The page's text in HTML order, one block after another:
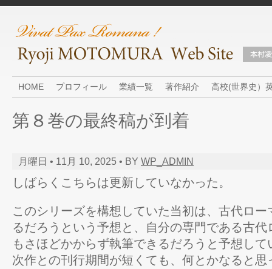
HOME プロフィール 業績一覧 著作紹介 高校(世界史）
第８巻の最終稿が到着
月曜日 • 11月 10, 2025 • BY WP_ADMIN
しばらくこちらは更新していなかった。
このシリーズを構想していた当初は、古代ロ
るだろうという予想と、自分の専門である古
もさほどかからず執筆できるだろうと予想し
次作との刊行期間が短くても、何とかなると思